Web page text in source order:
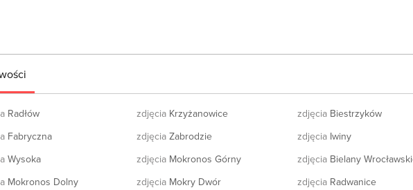
Radłów
Fabryczna
Wysoka
Mokronos Dolny
zdjęciaKrzyżanowice
zdjęciaZabrodzie
zdjęciaMokronos Górny
zdjęciaMokry Dwór
zdjęciaBiestrzyków
zdjęciaIwiny
zdjęciaBielany
zdjęciaRadwanice